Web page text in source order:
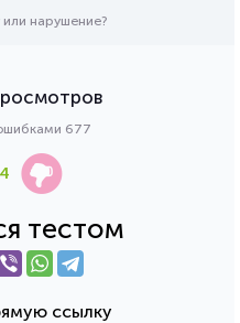
нарушение?
тестом
ссылку
677
4